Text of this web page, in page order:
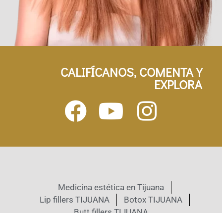
CALIFÍCANOS, COMENTA Y
EXPLORA
Medicina estética en Tijuana
Lip fillers TIJUANA
Botox TIJUANA